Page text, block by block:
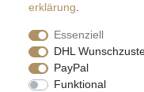
erklärung
Essenziell
DHL
PayPal
Funktional
Hiermit bestätige ich, dass ich